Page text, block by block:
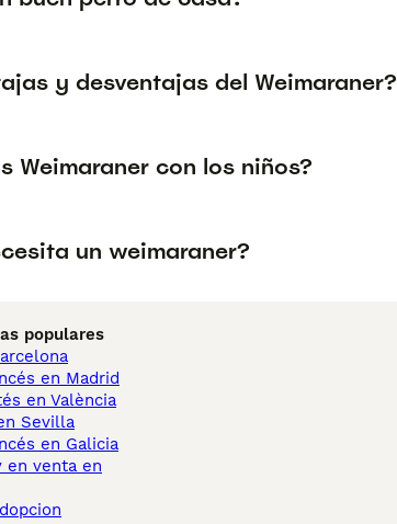
y desventajas del Weimaraner?
Weimaraner con los niños?
un weimaraner?
populares
en Madrid
en València
Sevilla
en Galicia
en venta en